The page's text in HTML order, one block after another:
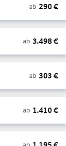
ab 290€
ab 3.498€
ab 303 €
ab 1.410€
ab